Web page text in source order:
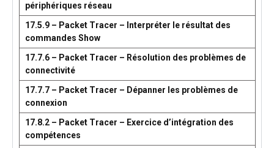
périphériques réseau
17.5.9 – Packet Tracer – Interpréter le résultat des
commandes Show
17.7.6 – Packet Tracer – Résolution des problèmes de
connectivité
17.7.7 – Packet Tracer – Dépanner les problèmes de
connexion
17.8.2 – Packet Tracer – Exercice d’intégration des
compétences